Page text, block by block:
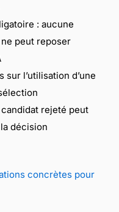
: aucune
peut reposer
l’utilisation d’une
rejeté peut
décision
concrètes pour